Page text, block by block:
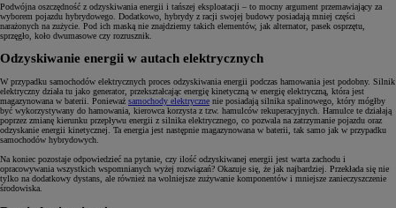
Podwójna oszczędność z odzyskiwania energii i tańszej eksploatacji – to mocny argument przemawiający za
wyborem pojazdu hybrydowego. Dodatkowo, hybrydy z racji swojej budowy posiadają mniej części
narażonych na zużycie. Pod ich maską nie znajdziemy takich elementów, jak alternator, pasek osprzętu,
sprzęgło, koło dwumasowe czy rozrusznik.
Odzyskiwanie energii w autach elektrycznych
W przypadku samochodów elektrycznych proces odzyskiwania energii podczas hamowania jest podobny. Silnik
elektryczny działa tu jako generator, przekształcając energię kinetyczną w energię elektryczną, która jest
magazynowana w baterii. Ponieważ samochody elektryczne nie posiadają silnika spalinowego, który mógłby
być wykorzystywany do hamowania, kierowca korzysta z tzw. hamulców rekuperacyjnych. Hamulce te działają
poprzez zmianę kierunku przepływu energii z silnika elektrycznego, co pozwala na zatrzymanie pojazdu oraz
odzyskanie energii kinetycznej. Ta energia jest następnie magazynowana w baterii, tak samo jak w przypadku
samochodów hybrydowych.
Na koniec pozostaje odpowiedzieć na pytanie, czy ilość odzyskiwanej energii jest warta zachodu i
opracowywania wszystkich wspomnianych wyżej rozwiązań? Okazuje się, że jak najbardziej. Przekłada się nie
tylko na dodatkowy dystans, ale również na wolniejsze zużywanie komponentów i mniejsze zanieczyszczenie
środowiska.